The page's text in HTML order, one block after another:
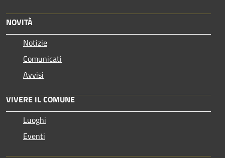
NOVITÀ
Notizie
Comunicati
Avvisi
VIVERE IL COMUNE
Luoghi
Eventi